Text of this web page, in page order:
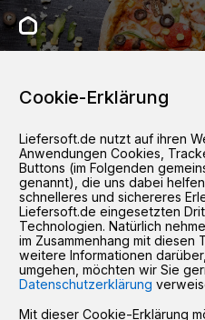
Cookie-Erklärung
Liefersoft.de nutzt auf ihren
Anwendungen Cookies,
Buttons (im Folgenden
genannt), die uns dabei
schnelleres und sichereres
Liefersoft.de eingesetzten
Technologien. Natürlich
im Zusammenhang mit diesen
weitere Informationen
umgehen, möchten wir Sie
Datenschutzerklärung
Mit dieser Cookie-Erklärung